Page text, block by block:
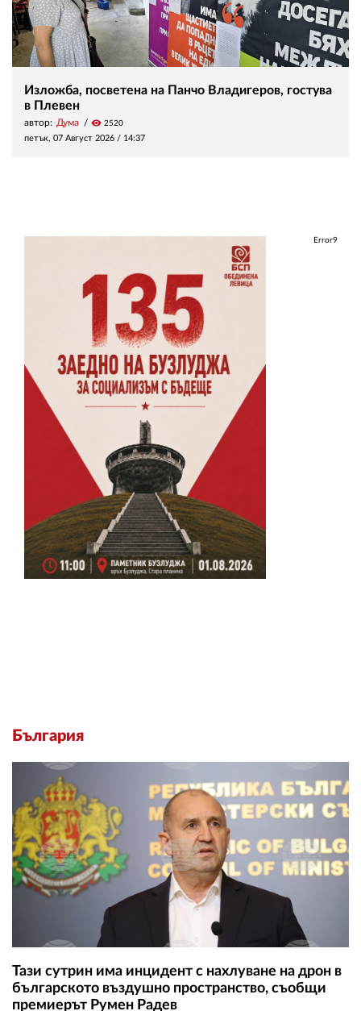
Изложба, посветена на Панчо Владигеров, гостува
в Плевен
автор: Дума visibility 2520
петък, 07 Август 2026 / 14:37
Error9
България
Тази сутрин има инцидент с нахлуване на дрон в
българското въздушно пространство, съобщи
премиерът Румен Радев